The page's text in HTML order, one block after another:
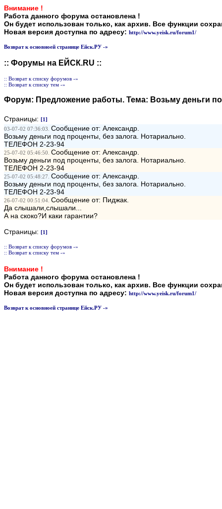
Внимание !
Работа данного форума остановлена !
Он будет использован только, как архив. Все функции
Новая версия доступна по адресу: http://www.yeisk.ru/forum1/
Возврат к основноей странице Ейск.РУ -»
:: Форумы на ЕЙСК.RU ::
:: Возврат к списку форумов -»
:: Возврат к списку тем -»
Форум: Предложение работы. Тема: Возьму деньги
Страницы: [1]
03-07-02 07:36:03. Сообщение от: Александр.
Возьму деньги под проценты, без залога. Нотариально.
ТЕЛЕФОН 2-23-94
25-07-02 05:46:50. Сообщение от: Александр.
Возьму деньги под проценты, без залога. Нотариально.
ТЕЛЕФОН 2-23-94
25-07-02 05:48:27. Сообщение от: Александр.
Возьму деньги под проценты, без залога. Нотариально.
ТЕЛЕФОН 2-23-94
26-07-02 00:51:04. Сообщение от: Пиджак.
Да слышали,слышали...
А на скоко?И каки гарантии?
Страницы: [1]
:: Возврат к списку форумов -»
:: Возврат к списку тем -»
Внимание !
Работа данного форума остановлена !
Он будет использован только, как архив. Все функции
Новая версия доступна по адресу: http://www.yeisk.ru/forum1/
Возврат к основноей странице Ейск.РУ -»